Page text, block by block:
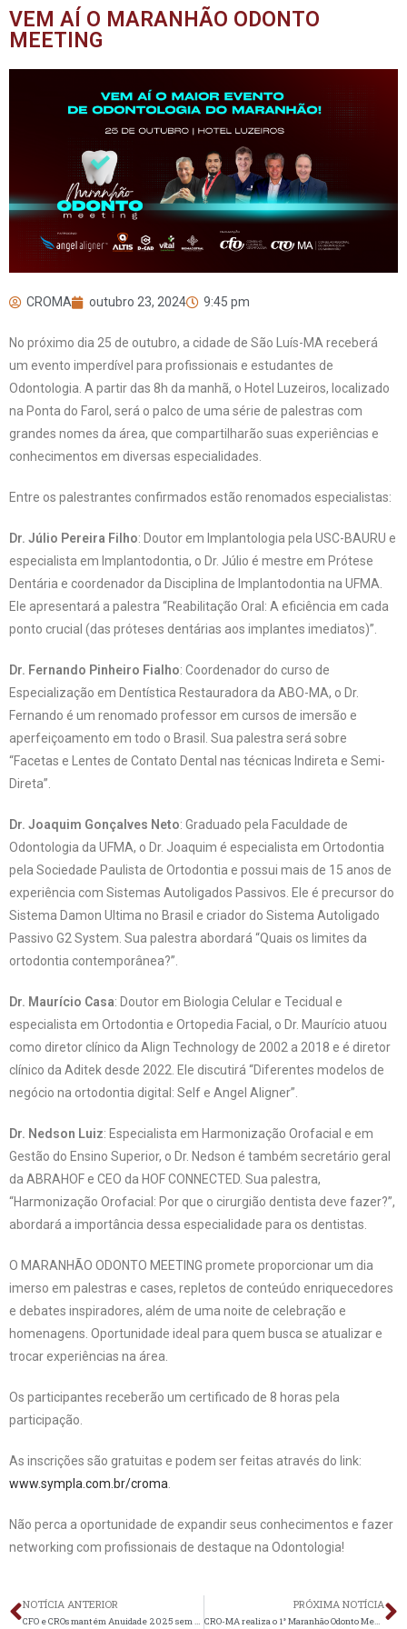
VEM AÍ O MARANHÃO ODONTO
MEETING
CROMA outubro 23, 2024 9:45 pm
No próximo dia 25 de outubro, a cidade de São Luís-MA receberá
um evento imperdível para profissionais e estudantes de
Odontologia. A partir das 8h da manhã, o Hotel Luzeiros, localizado
na Ponta do Farol, será o palco de uma série de palestras com
grandes nomes da área, que compartilharão suas experiências e
conhecimentos em diversas especialidades.
Entre os palestrantes confirmados estão renomados especialistas:
Dr. Júlio Pereira Filho: Doutor em Implantologia pela USC-BAURU e
especialista em Implantodontia, o Dr. Júlio é mestre em Prótese
Dentária e coordenador da Disciplina de Implantodontia na UFMA.
Ele apresentará a palestra “Reabilitação Oral: A eficiência em cada
ponto crucial (das próteses dentárias aos implantes imediatos)”.
Dr. Fernando Pinheiro Fialho: Coordenador do curso de
Especialização em Dentística Restauradora da ABO-MA, o Dr.
Fernando é um renomado professor em cursos de imersão e
aperfeiçoamento em todo o Brasil. Sua palestra será sobre
“Facetas e Lentes de Contato Dental nas técnicas Indireta e Semi-
Direta”.
Dr. Joaquim Gonçalves Neto: Graduado pela Faculdade de
Odontologia da UFMA, o Dr. Joaquim é especialista em Ortodontia
pela Sociedade Paulista de Ortodontia e possui mais de 15 anos de
experiência com Sistemas Autoligados Passivos. Ele é precursor do
Sistema Damon Ultima no Brasil e criador do Sistema Autoligado
Passivo G2 System. Sua palestra abordará “Quais os limites da
ortodontia contemporânea?”.
Dr. Maurício Casa: Doutor em Biologia Celular e Tecidual e
especialista em Ortodontia e Ortopedia Facial, o Dr. Maurício atuou
como diretor clínico da Align Technology de 2002 a 2018 e é diretor
clínico da Aditek desde 2022. Ele discutirá “Diferentes modelos de
negócio na ortodontia digital: Self e Angel Aligner”.
Dr. Nedson Luiz: Especialista em Harmonização Orofacial e em
Gestão do Ensino Superior, o Dr. Nedson é também secretário geral
da ABRAHOF e CEO da HOF CONNECTED. Sua palestra,
“Harmonização Orofacial: Por que o cirurgião dentista deve fazer?”,
abordará a importância dessa especialidade para os dentistas.
O MARANHÃO ODONTO MEETING promete proporcionar um dia
imerso em palestras e cases, repletos de conteúdo enriquecedores
e debates inspiradores, além de uma noite de celebração e
homenagens. Oportunidade ideal para quem busca se atualizar e
trocar experiências na área.
Os participantes receberão um certificado de 8 horas pela
participação.
As inscrições são gratuitas e podem ser feitas através do link:
www.sympla.com.br/croma
Não perca a oportunidade de expandir seus conhecimentos e fazer
networking com profissionais de destaque na Odontologia!
NOTÍCIA ANTERIOR
CFO e CROs mantém Anuidade 2025 sem reajustes
PRÓXIMA NOTÍCIA
CRO-MA realiza o 1° Maranhão Odonto Meeting